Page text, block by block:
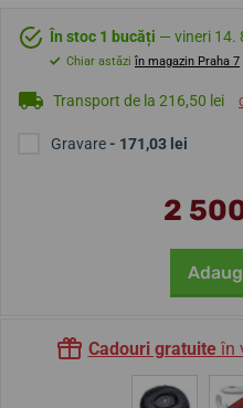
În stoc 1 bucăți — vineri 14.
Chiar astăzi în magazin Praha 7
Transport de la 216,50 lei
Gravare- 171,03 lei
2
Cadouri gratuiteîn